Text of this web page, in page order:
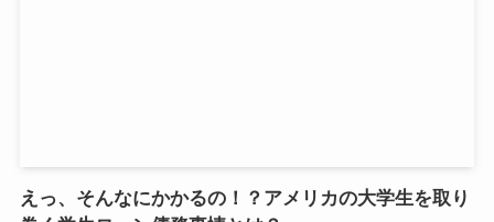
えっ、そんなにかかるの！？アメリカの大学生を取り